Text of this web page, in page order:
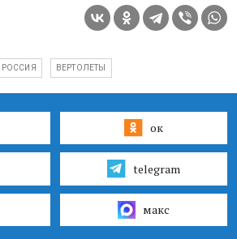
РОССИЯ ВЕРТОЛЕТЫ
ок
telegram
макс